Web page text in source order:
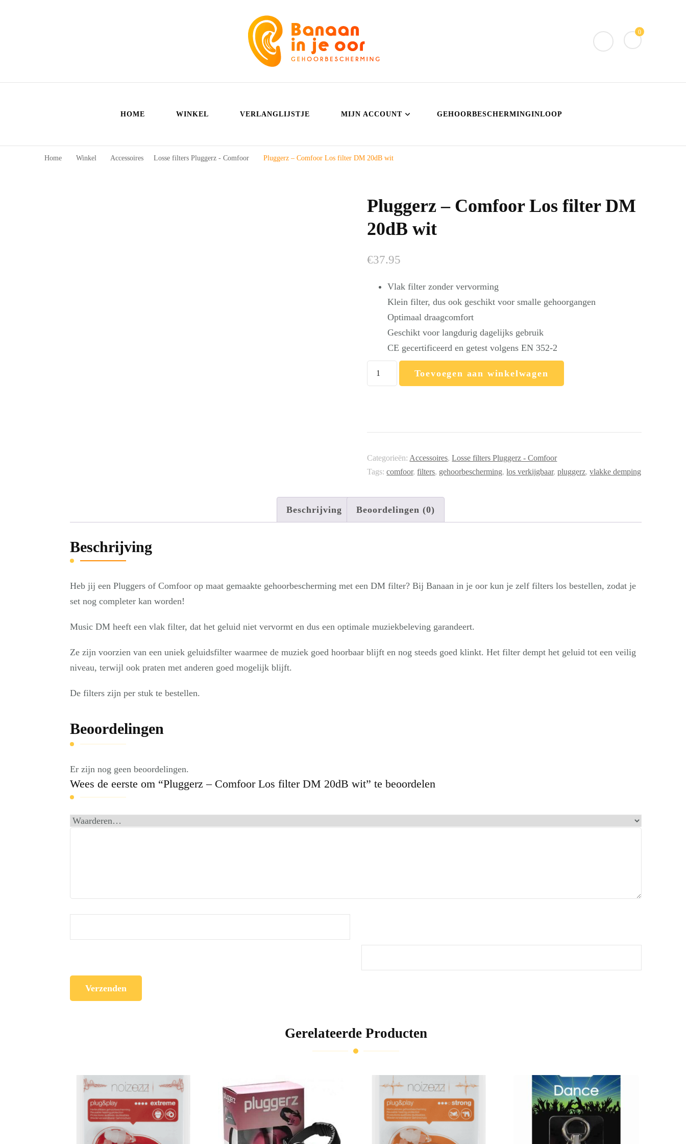
Banaan in je oor
Gehoorbescherming
0
HOME WINKEL VERLANGLIJSTJE MIJN ACCOUNT GEHOORBESCHERMINGINLOOP
Home Winkel Accessoires Losse filters Pluggerz - Comfoor Pluggerz – Comfoor Los filter DM 20dB wit
Pluggerz – Comfoor Los filter DM
20dB wit
€37.95
Vlak filter zonder vervorming
Klein filter, dus ook geschikt voor smalle gehoorgangen
Optimaal draagcomfort
Geschikt voor langdurig dagelijks gebruik
CE gecertificeerd en getest volgens EN 352-2
Pluggerz
–
20dB
wit
Toevoegen aan winkelwagen
Categorieën: Accessoires,Losse filters Pluggerz - Comfoor
Tags:comfoor,filters, gehoorbescherming,los verkijgbaar,pluggerz,vlakke demping
Beschrijving Beoordelingen (0)
Beschrijving
Heb jij een Pluggers of Comfoor op maat gemaakte gehoorbescherming met een DM filter? Bij Banaan in je oor kun je zelf filters los bestellen, zodat je
set nog completer kan worden!
Music DM heeft een vlak filter, dat het geluid niet vervormt en dus een optimale muziekbeleving garandeert.
Ze zijn voorzien van een uniek geluidsfilter waarmee de muziek goed hoorbaar blijft en nog steeds goed klinkt. Het filter dempt het geluid tot een veilig
niveau, terwijl ook praten met anderen goed mogelijk blijft.
De filters zijn per stuk te bestellen.
Beoordelingen
Er zijn nog geen beoordelingen.
Wees de eerste om “Pluggerz – Comfoor Los filter DM 20dB wit” te beoordelen
Gerelateerde Producten